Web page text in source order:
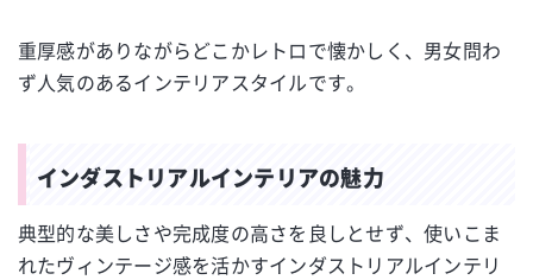
重厚感がありながらどこかレトロで懐かしく、男女問わ
ず人気のあるインテリアスタイルです。
インダストリアルインテリアの魅力
典型的な美しさや完成度の高さを良しとせず、使いこま
れたヴィンテージ感を活かすインダストリアルインテリ